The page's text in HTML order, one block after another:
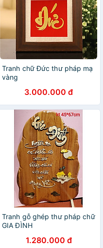
Tranh chữ Đức thư pháp mạ
vàng
3.000.000 đ
Tranh gỗ ghép thư pháp chữ
GIA ĐÌNH
1.280.000 đ